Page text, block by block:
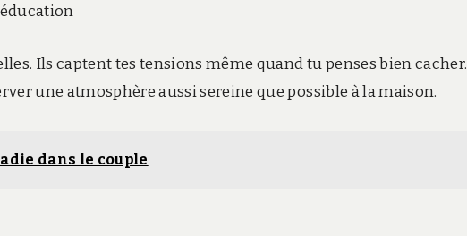
Ils captent tes tensions même quand tu penses bien cacher.
une atmosphère aussi sereine que possible à la maison.
dans le couple